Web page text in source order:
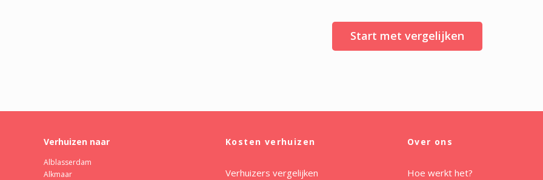
Start met vergelijken
Verhuizen naar
Alblasserdam
Alkmaar
Kosten verhuizen
Verhuizers vergelijken
Over ons
Hoe werkt het?